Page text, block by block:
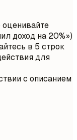
оценивайте
доход на 20%»)
в 5 строк
для
с описанием